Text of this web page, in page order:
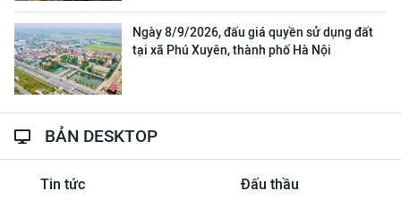
Ngày 8/9/2026, đấu giá quyền sử dụng đất
tại xã Phú Xuyên, thành phố Hà Nội
BẢN DESKTOP
Tin tức Đấu thầu